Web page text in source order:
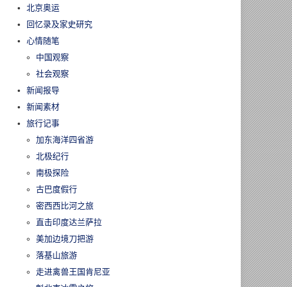
北京奥运
回忆录及家史研究
心情随笔
中国观察
社会观察
新闻报导
新闻素材
旅行记事
加东海洋四省游
北极纪行
南极探险
古巴度假行
密西西比河之旅
直击印度达兰萨拉
美加边境刀把游
落基山旅游
走进禽兽王国肯尼亚